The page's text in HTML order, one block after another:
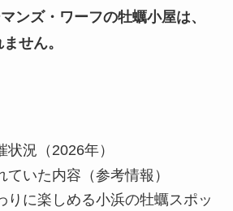
ンズ・ワーフの牡蠣小屋は、
せん。
況（2026年）
いた内容（参考情報）
りに楽しめる小浜の牡蠣スポッ